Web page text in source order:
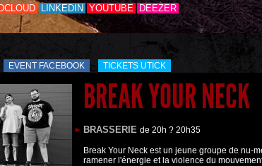
LINKEDIN YOUTUBE DEEZER
EVENT FACEBOOK TICKETS UTICK
BREAK YOUR NECK
BRASSERIE de 20h ? 20h35
Break Your Neck est un jeune groupe de nu-
ramener l'énergie et la violence du